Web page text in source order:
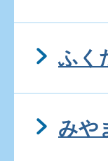
ふく
みや